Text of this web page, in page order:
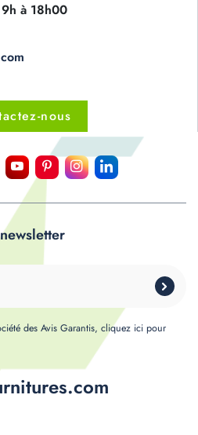
à 18h00
nous
des Avis Garantis, cliquez ici pour